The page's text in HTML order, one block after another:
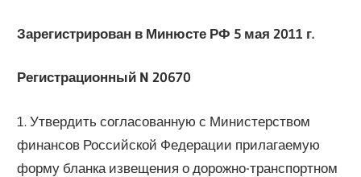
Зарегистрирован в Минюсте РФ 5 мая 2011 г.
Регистрационный N 20670
1. Утвердить согласованную с Министерством
финансов Российской Федерации прилагаемую
форму бланка извещения о дорожно-транспортном